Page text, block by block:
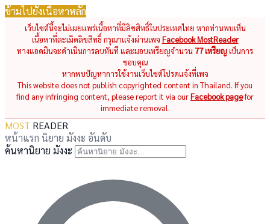
ข้ามไปยังเนื้อหาหลัก
เว็บไซต์นี้จะไม่เผยแพร่เนื้อหาที่มีลิขสิทธิ์ในประเทศไทย หากท่านพบเห็น
เนื้อหาที่ละเมิดลิขสิทธิ์ กรุณาแจ้งผ่านเพจ Facebook MostReader
ทางแอดมินจะดำเนินการลบทันที และมอบเหรียญจำนวน 77 เหรียญเป็นการ
ขอบคุณ
หากพบปัญหาการใช้งานเว็บไซต์โปรดแจ้งที่เพจ
This website does not publish copyrighted content in Thailand. If you
find any infringing content, please report it via ourFacebook pagefor
immediate removal.
MOST READER
หน้าแรก นิยาย มังงะ อันดับ
ค้นหานิยาย มังงะ